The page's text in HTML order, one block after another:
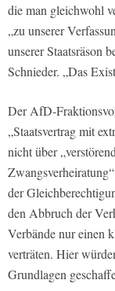
die man gleichwohl
„zu unserer
unserer Staatsräson
Schnieder. „Das
Der AfD-
„Staatsvertrag mit
nicht über
der
den Abbruch der
Verbände nur einen
verträten. Hier
Grundlagen